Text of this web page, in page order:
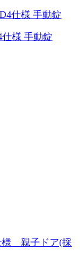
様 手動錠